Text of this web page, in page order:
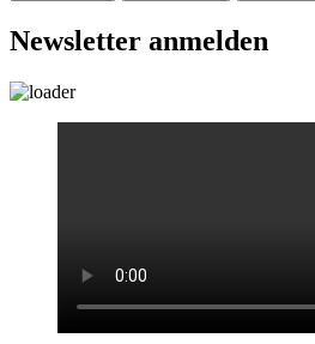
Newsletter anmelden